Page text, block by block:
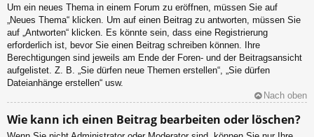
Um ein neues Thema in einem Forum zu eröffnen, müssen Sie auf
„Neues Thema“ klicken. Um auf einen Beitrag zu antworten, müssen Sie
auf „Antworten“ klicken. Es könnte sein, dass eine Registrierung
erforderlich ist, bevor Sie einen Beitrag schreiben können. Ihre
Berechtigungen sind jeweils am Ende der Foren- und der Beitragsansicht
aufgelistet. Z. B. „Sie dürfen neue Themen erstellen“, „Sie dürfen
Dateianhänge erstellen“ usw.
Nach oben
Wie kann ich einen Beitrag bearbeiten oder löschen?